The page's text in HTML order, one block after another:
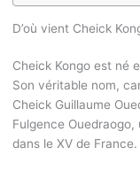
D’où vient Cheick
Cheick Kongo est né
Son véritable nom,
Cheick Guillaume
Fulgence
dans le XV de France.